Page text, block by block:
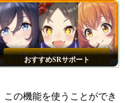
おすすめSRサポート
の機能を使うことができ